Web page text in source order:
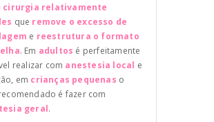
cirurgia relativamente
que remove o excesso de
e reestrutura o formato
. Em adultos é perfeitamente
realizar com anestesia local e
em crianças pequenas o
é fazer com
geral.